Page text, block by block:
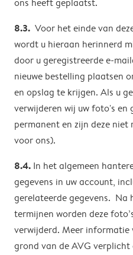
ons heeft geplaatst.
8.3. Voor het einde van
wordt u hieraan herinnerd
door u geregistreerde e-
nieuwe bestelling plaatsen
en opslag te krijgen. Als u
verwijderen wij uw foto's en
permanent en zijn deze
voor ons).
8.4. In het algemeen
gegevens in uw account,
gerelateerde gegevens. Na
termijnen worden deze
verwijderd. Meer informatie
grond van de AVG verplicht